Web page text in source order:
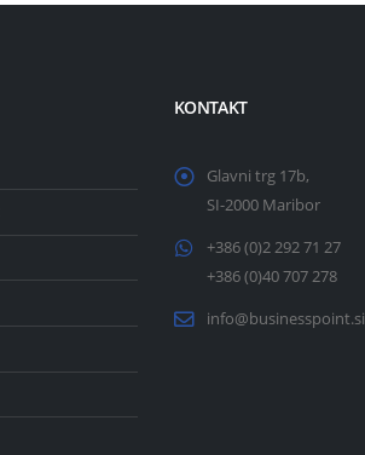
KONTAKT
Glavni trg 17b,
SI-2000 Maribor
+386 (0)2 292 71 27
+386 (0)40 707 278
info@businesspoint.si